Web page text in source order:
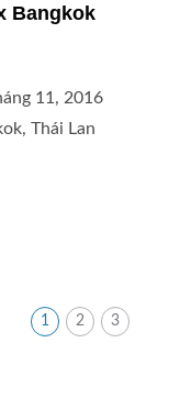
Bangkok
11, 2016
Thái Lan
1 2 3